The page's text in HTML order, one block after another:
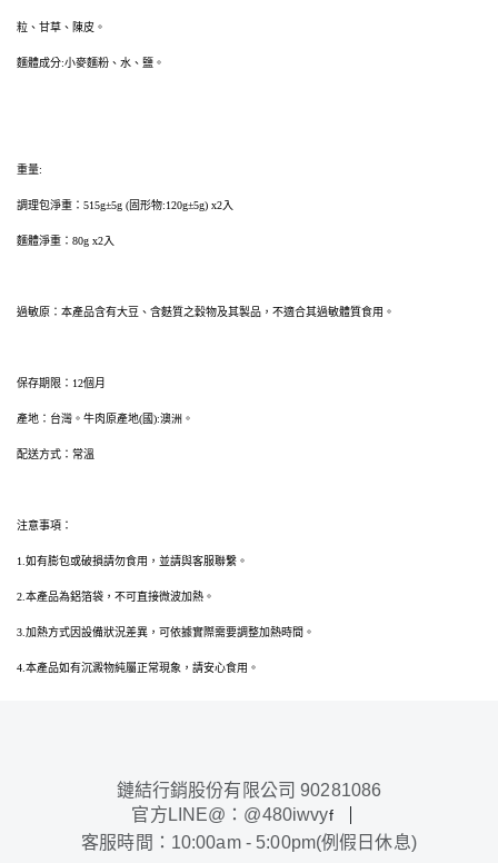
粒、甘草、陳皮。
麵體成分:小麥麵粉、水、鹽。
重量:
調理包淨重：515g±5g (固形物:120g±5g) x2入
麵體淨重：80g x2入
過敏原：本產品含有大豆、含麩質之穀物及其製品，不適合其過敏體質食用。
保存期限：12個月
產地：台灣。牛肉原產地(國):澳洲。
配送方式：常溫
注意事項：
1.如有膨包或破損請勿食用，並請與客服聯繫。
2.本產品為鋁箔袋，不可直接微波加熱。
3.加熱方式因設備狀況差異，可依據實際需要調整加熱時間。
4.本產品如有沉澱物純屬正常現象，請安心食用。
鏈結行銷股份有限公司 90281086
官方LINE@：@480iwvyf
客服時間：10:00am - 5:00pm(例假日休息)